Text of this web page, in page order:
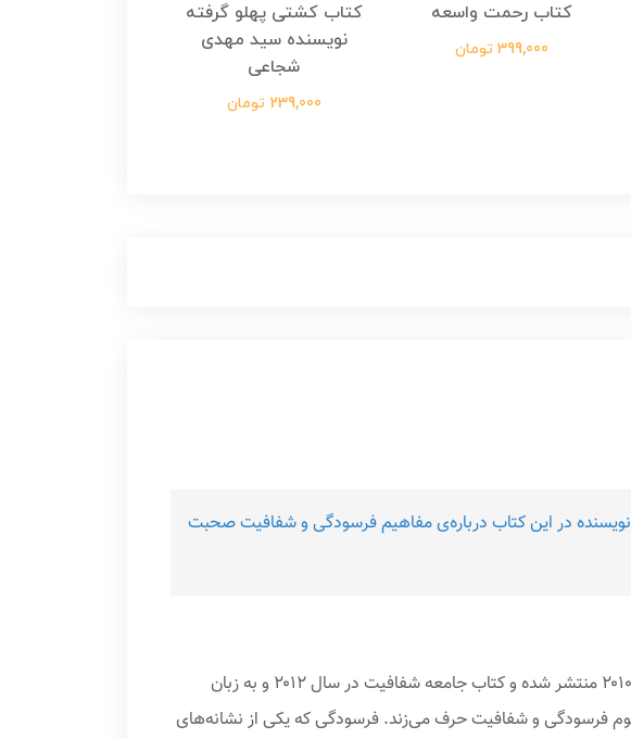
کتاب رحمت واسعه
399,000 تومان
کتاب کشتی پهلو گرفته
نویسنده سید مهدی
شجاعی
239,000 تومان
در این کتاب درباره‌ی مفاهیم فرسودگی و شفافیت صحبت
کتاب جامعه‌ی فرسودگی؛ جامعه‌ی شفافیت ترجمه‌ای است از دو کتاب جامعه فرسودگی که در سال ۲۰۱۰ منتشر شده و کتاب جامعه شفافیت در سال ۲۰۱۲ و به زبان
فرسودگی و شفافیت حرف می‌زند. فرسودگی که یکی از نشانه‌های